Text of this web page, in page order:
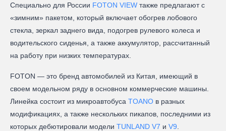
Специально для России FOTON VIEW также предлагают с
«зимним» пакетом, который включает обогрев лобового
стекла, зеркал заднего вида, подогрев рулевого колеса и
водительского сиденья, а также аккумулятор, рассчитанный
на работу при низких температурах.
FOTON — это бренд автомобилей из Китая, имеющий в
своем модельном ряду в основном коммерческие машины.
Линейка состоит из микроавтобуса TOANO в разных
модификациях, а также нескольких пикапов, последними из
которых дебютировали модели TUNLAND V7 и V9